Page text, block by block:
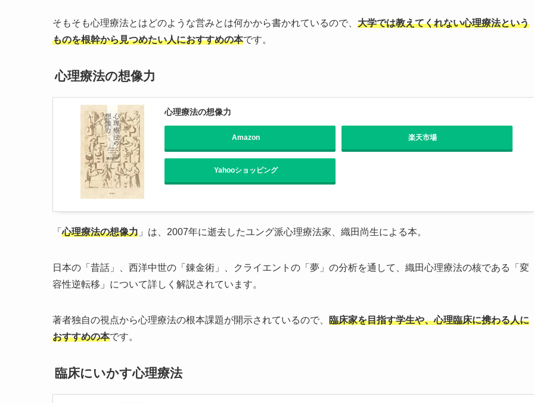
そもそも心理療法とはどのような営みとは何かから書かれているので、 大学では教えてくれない心理療法という
ものを根幹から見つめたい人におすすめの本です。
心理療法の想像力
心理療法の想像力
Amazon 楽天市場
Yahooショッピング
「心理療法の想像力 」は、2007年に逝去したユング派心理療法家、織田尚生による本。
日本の「昔話」、西洋中世の「錬金術」、クライエントの「夢」の分析を通して、織田心理療法の核である「変
容性逆転移」について詳しく解説されています。
著者独自の視点から心理療法の根本課題が開示されているので、 臨床家を目指す学生や、心理臨床に携わる人に
おすすめの本です。
臨床にいかす心理療法